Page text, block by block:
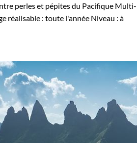
perles et pépites du Pacifique Multi-
réalisable : toute l'année Niveau : à